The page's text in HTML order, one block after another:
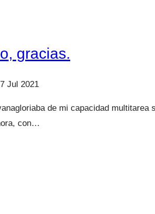
gracias.
Jul 2021
de mi capacidad
con…